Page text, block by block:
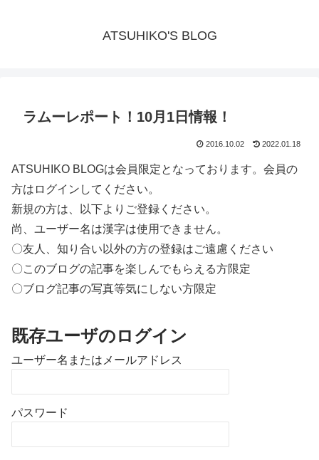
ATSUHIKO'S BLOG
ラムーレポート！10月1日情報！
2016.10.02 2022.01.18
ATSUHIKO BLOGは会員限定となっております。会員の
方はログインしてください。
新規の方は、以下よりご登録ください。
尚、ユーザー名は漢字は使用できません。
〇友人、知り合い以外の方の登録はご遠慮ください
〇このブログの記事を楽しんでもらえる方限定
〇ブログ記事の写真等気にしない方限定
既存ユーザのログイン
ユーザー名またはメールアドレス
パスワード